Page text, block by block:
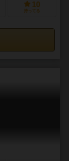
10
持ってる